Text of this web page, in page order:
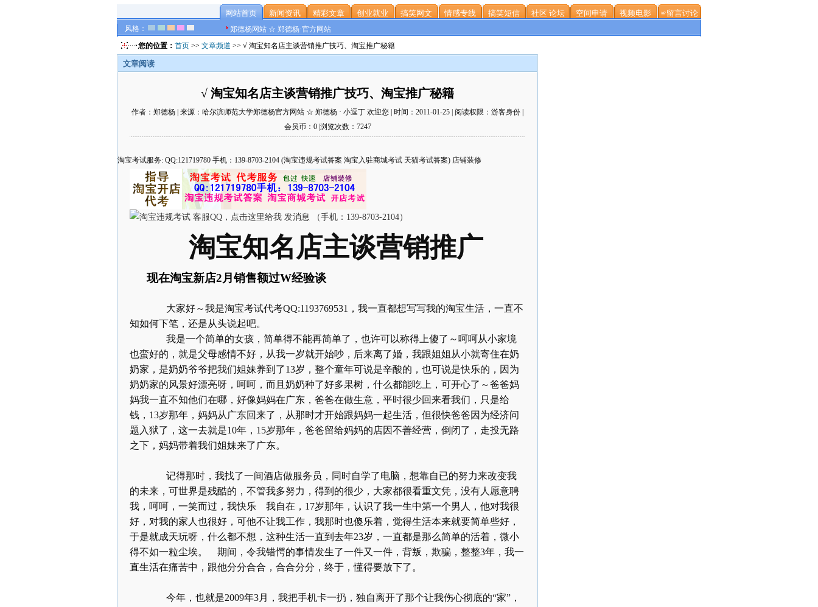
风格：
网站首页 新闻资讯 精彩文章 创业就业 搞笑网文 情感专线 搞笑短信 社区 论坛 空间申请 视频电影 ≌留言讨论
郑德杨网站 ☆ 郑德杨·官方网站
您的位置： 首页 >> 文章频道 >> √ 淘宝知名店主谈营销推广技巧、淘宝推广秘籍
文章阅读
√ 淘宝知名店主谈营销推广技巧、淘宝推广秘籍
作者：郑德杨 | 来源：哈尔滨师范大学郑德杨官方网站 ☆ 郑德杨 · 小逗丁 欢迎您 | 时间：2011-01-25 | 阅读权限：游客身份 |
会员币：0 |浏览次数：7247
淘宝考试服务: QQ:121719780 手机：139-8703-2104 (淘宝违规考试答案 淘宝入驻商城考试 天猫考试答案) 店铺装修
淘宝知名店主谈营销推广
现在淘宝新店2月销售额过W经验谈
大家好～我是淘宝考试代考QQ:1193769531 ，我一直都想写写我的淘宝生活，一直不
知如何下笔，还是从头说起吧。
我是一个简单的女孩，简单得不能再简单了，也许可以称得上傻了～呵呵从小家境
也蛮好的，就是父母感情不好，从我一岁就开始吵，后来离了婚，我跟姐姐从小就寄住在奶
奶家，是奶奶爷爷把我们姐妹养到了13岁，整个童年可说是辛酸的，也可说是快乐的，因为
奶奶家的风景好漂亮呀，呵呵，而且奶奶种了好多果树，什么都能吃上，可开心了～爸爸妈
妈我一直不知他们在哪，好像妈妈在广东，爸爸在做生意，平时很少回来看我们，只是给
钱， 13岁那年，妈妈从广东回来了，从那时才开始跟妈妈一起生活，但很快爸爸因为经济问
题入狱了，这一去就是10年， 15岁那年，爸爸留给妈妈的店因不善经营，倒闭了，走投无路
之下，妈妈带着我们姐妹来了广东。
记得那时，我找了一间酒店做服务员，同时自学了电脑，想靠自已的努力来改变我
的未来，可世界是残酷的，不管我多努力，得到的很少，大家都很看重文凭，没有人愿意聘
我，呵呵，一笑而过，我快乐 我自在， 17岁那年，认识了我一生中第一个男人，他对我很
好，对我的家人也很好，可他不让我工作，我那时也傻乐着，觉得生活本来就要简单些好，
于是就成天玩呀，什么都不想，这种生活一直到去年23岁，一直都是那么简单的活着，微小
得不如一粒尘埃。 期间，令我错愕的事情发生了一件又一件，背叛，欺骗，整整3年，我一
直生活在痛苦中，跟他分分合合，合合分分，终于，懂得要放下了。
今年，也就是2009年3月，我把手机卡一扔，独自离开了那个让我伤心彻底的“家”，